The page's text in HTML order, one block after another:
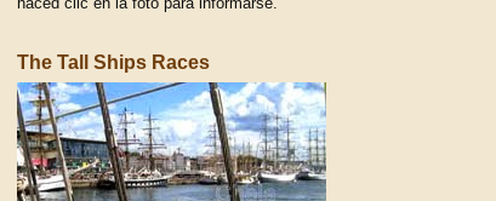
The Tall Ships Races